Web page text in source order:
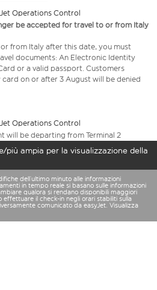
Operations Control
be accepted for travel to or from Italy
from Italy after this date, you must
documents: An Electronic Identity
or a valid passport. Customers
on or after 3 August will be denied
Operations Control
will be departing from Terminal 2
più ampia per la visualizzazione della
dell’ultimo minuto alle informazioni
in tempo reale si basano sulle informazioni
qualora si rendano disponibili maggiori
effettuare il check-in negli orari stabiliti sulla
comunicato da easyJet. Visualizza